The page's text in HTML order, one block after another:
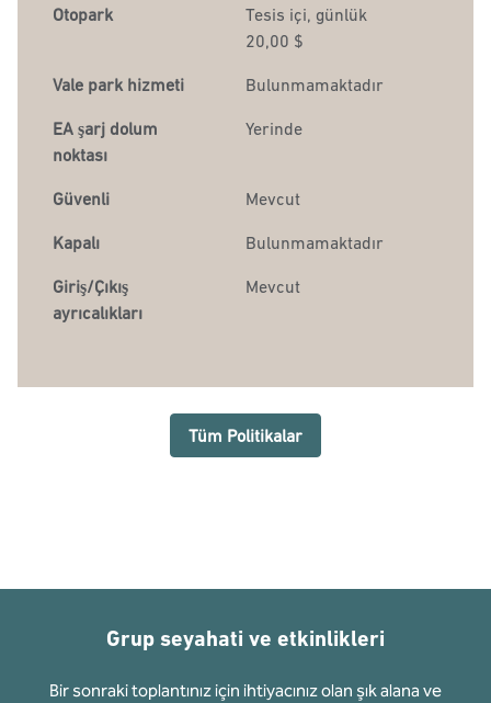
Otopark Tesis içi, günlük
20,00 $
Vale park hizmeti Bulunmamaktadır
EA şarj dolum
noktası
Yerinde
Güvenli Mevcut
Kapalı Bulunmamaktadır
Giriş/Çıkış
ayrıcalıkları
Mevcut
Tüm Politikalar
Grup seyahati ve etkinlikleri
Bir sonraki toplantınız için ihtiyacınız olan şık alana ve